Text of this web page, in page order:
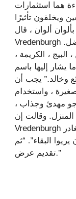
هما استثمارات
ويخلقون تأثيرًا
ألوان ، قال
Vredenburgh كلما كان أكثر حيادية ، كان ذلك أفضل.
البيج ، الكريمة ،
يشار إليها باسم
وخالد.” يجب أن
، واستخدام
جو مهدئ وجذاب ،
وقالت إن
Vredenburgh يذكرنا بالهدف العام: “أنت لا تريد أن يغادر
البقاء”. “ثم
تقديم عرض.”